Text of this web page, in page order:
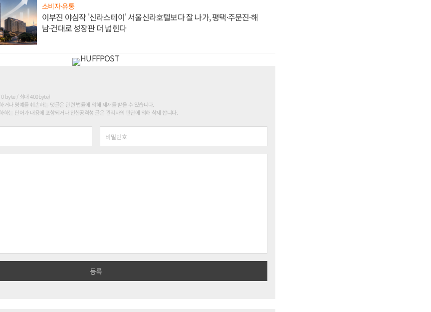
소비자·유통
이부진 야심작 '신라스테이' 서울신라호텔보다 잘 나가, 평택·주문진·해
남·건대로 성장판 더 넓힌다
0 byte / 최대 400byte)
거나 명예를 훼손하는 댓글은 관련 법률에 의해 제재를 받을 수 있습니다.
하는 단어가 내용에 포함되거나 인신공격성 글은 관리자의 판단에 의해 삭제 합니다.